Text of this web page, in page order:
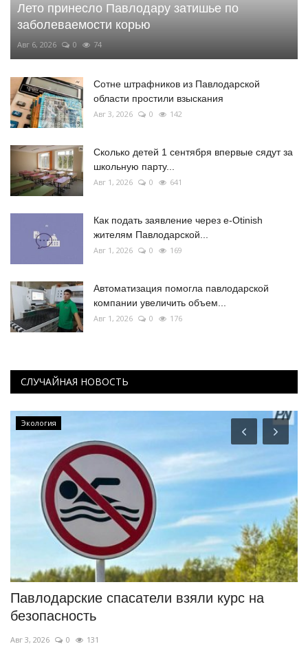
Лето принесло Павлодару затишье по
заболеваемости корью
Авг 6, 2026 0 74
Сотне штрафников из Павлодарской
области простили взыскания
Авг 3, 2026 0 142
Сколько детей 1 сентября впервые сядут за
школьную парту...
Авг 1, 2026 0 641
Как подать заявление через e-Otinish
жителям Павлодарской...
Авг 1, 2026 0 169
Автоматизация помогла павлодарской
компании увеличить объем...
Авг 1, 2026 0 176
СЛУЧАЙНАЯ НОВОСТЬ
Экология
Павлодарские спасатели взяли курс на
безопасность
Авг 3, 2026 0 131